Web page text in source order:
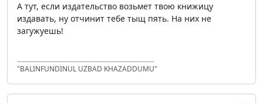
А тут, если издательство возьмет твою книжицу
издавать, ну отчинит тебе тыщ пять. На них не
загужуешь!
"BALINFUNDINUL UZBAD KHAZADDUMU"